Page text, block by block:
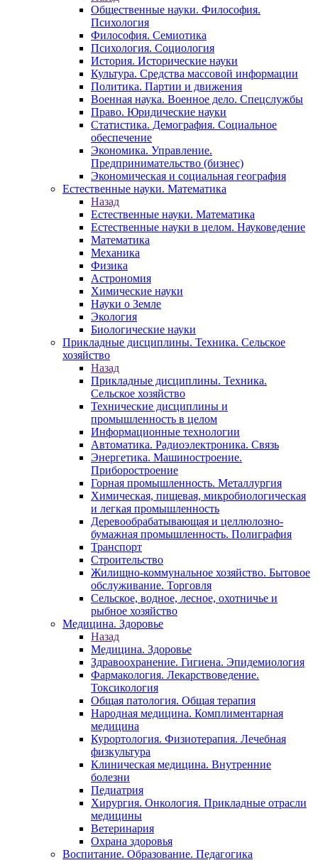
Общественные науки. Философия.
Психология
Философия. Семиотика
Психология. Социология
История. Исторические науки
Культура. Средства массовой информации
Политика. Партии и движения
Военная наука. Военное дело. Спецслужбы
Право. Юридические науки
Статистика. Демография. Социальное
обеспечение
Экономика. Управление.
Предпринимательство (бизнес)
Экономическая и социальная география
Естественные науки. Математика
Назад
Естественные науки. Математика
Естественные науки в целом. Науковедение
Математика
Механика
Физика
Астрономия
Химические науки
Науки о Земле
Экология
Биологические науки
Прикладные дисциплины. Техника. Сельское
хозяйство
Назад
Прикладные дисциплины. Техника.
Сельское хозяйство
Технические дисциплины и
промышленность в целом
Информационные технологии
Автоматика. Радиоэлектроника. Связь
Энергетика. Машиностроение.
Приборостроение
Горная промышленность. Металлургия
Химическая, пищевая, микробиологическая
и легкая промышленность
Деревообрабатывающая и целлюлозно-
бумажная промышленность. Полиграфия
Транспорт
Строительство
Жилищно-коммунальное хозяйство. Бытовое
обслуживание. Торговля
Сельское, водное, лесное, охотничье и
рыбное хозяйство
Медицина. Здоровье
Назад
Медицина. Здоровье
Здравоохранение. Гигиена. Эпидемиология
Фармакология. Лекарствоведение.
Токсикология
Общая патология. Общая терапия
Народная медицина. Комплиментарная
медицина
Курортология. Физиотерапия. Лечебная
физкультура
Клиническая медицина. Внутренние
болезни
Педиатрия
Хирургия. Онкология. Прикладные отрасли
медицины
Ветеринария
Охрана здоровья
Воспитание. Образование. Педагогика